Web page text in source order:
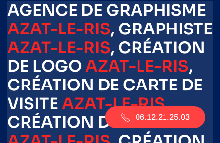
AGENCE DE GRAPHISME
AZAT-LE-RIS, GRAPHISTE
AZAT-LE-RIS, CRÉATION
DE LOGO AZAT-LE-RIS,
CRÉATION DE CARTE DE
VISITE AZAT-LE-RIS,
CRÉATION D'AFFICHE
06.12.21.25.03